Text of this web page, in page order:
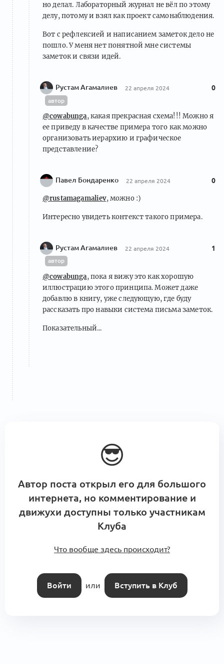
но делал. Лабораторный журнал не вёл по этому
делу, потому и взял как проект самонаблюдения.
Вот с рефлексией и написанием заметок дело не
пошло. У меня нет понятной мне системы
заметок и связи идей.
Рустам Агамалиев 22 апреля 2024
автор
0
@cowabunga, какая прекрасная схема!!! Можно я
ее приведу в качестве примера того как можно
организовать иерархию и графическое
представление?
Павел Бондаренко 22 апреля 2024 0
@rustamagamaliev, можно :)
Интересно увидеть контекст такого примера.
Рустам Агамалиев 22 апреля 2024
автор
1
@cowabunga, пока я вижу это как хорошую
иллюстрацию этого принципа. Может даже
добавлю в книгу, уже следующую, где буду
рассказать про навыки система письма заметок.
Показательный...
😎
Автор поста открыл его для большого
интернета, но комментирование и
движухи доступны только участникам
Клуба
Что вообще здесь происходит?
Войти или Вступить в Клуб